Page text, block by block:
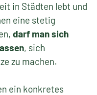
in Städten lebt und
eine stetig
darf man sich
, sich
zu machen.
ein konkretes